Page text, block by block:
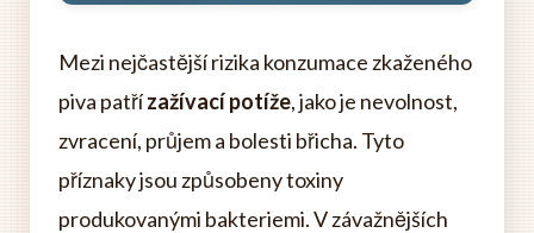
Mezi nejčastější rizika konzumace zkaženého
piva patřízažívací potíže, jako je nevolnost,
zvracení, průjem a bolesti břicha. Tyto
příznaky jsou způsobeny toxiny
produkovanými bakteriemi. V závažnějších